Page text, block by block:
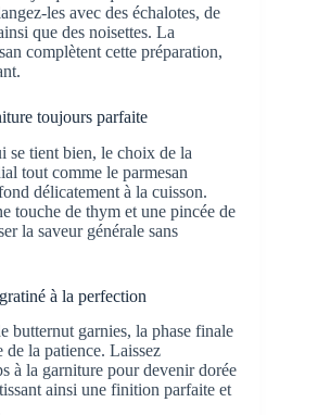
les avec des échalotes, de
que des noisettes. La
complètent cette préparation,
toujours parfaite
se tient bien, le choix de la
tout comme le parmesan
délicatement à la cuisson.
touche de thym et une pincée de
la saveur générale sans
à la perfection
butternut garnies, la phase finale
de la patience. Laissez
à la garniture pour devenir dorée
ainsi une finition parfaite et